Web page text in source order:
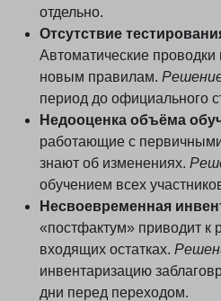
отдельно.
Отсутствие
Автоматические проводки
новым правилам.
период до официального
Недооценка объёма
работающие с
знают об изменениях.
обучением всех
Несвоевременная
«постфактум» приводит к
входящих остатках.
инвентаризацию
дни перед переходом.
Не нашли
Получите бесплатную
ФИНАБИ.
Мы подскажем оптимальный
бухгалтерского